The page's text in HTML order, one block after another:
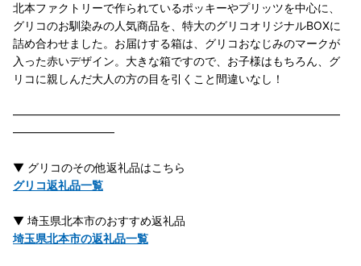
北本ファクトリーで作られているポッキーやプリッツを中心に、
グリコのお馴染みの人気商品を、特大のグリコオリジナルBOXに
詰め合わせました。お届けする箱は、グリコおなじみのマークが
入った赤いデザイン。大きな箱ですので、お子様はもちろん、グ
リコに親しんだ大人の方の目を引くこと間違いなし！
―――――――――――――――――――――――――――――
―――――――――
▼ グリコのその他返礼品はこちら
グリコ返礼品一覧
▼ 埼玉県北本市のおすすめ返礼品
埼玉県北本市の返礼品一覧